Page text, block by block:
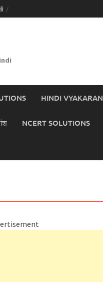
HINDI VYAKARAN
NCERT SOLUTIONS